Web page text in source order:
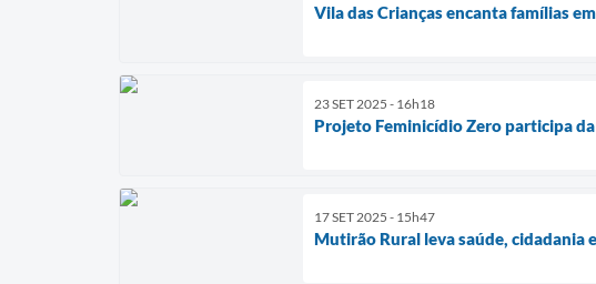
Vila das Crianças encanta famílias
23 SET 2025 - 16h18
Projeto Feminicídio Zero participa
17 SET 2025 - 15h47
Mutirão Rural leva saúde, cidadania